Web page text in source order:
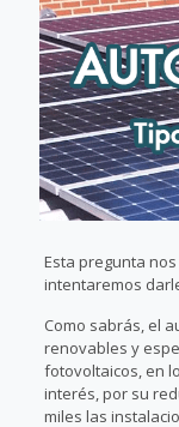
Esta pregunta
intentaremos
Como sabrás, el
renovables y
fotovoltaicos, en
interés, por su
miles las